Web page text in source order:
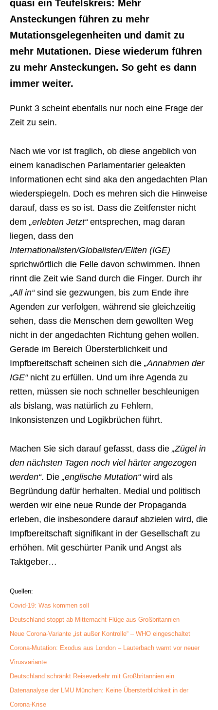
quasi ein Teufelskreis: Mehr
Ansteckungen führen zu mehr
Mutationsgelegenheiten und damit zu
mehr Mutationen. Diese wiederum führen
zu mehr Ansteckungen. So geht es dann
immer weiter.
Punkt 3 scheint ebenfalls nur noch eine Frage der
Zeit zu sein.
Nach wie vor ist fraglich, ob diese angeblich von
einem kanadischen Parlamentarier geleakten
Informationen echt sind aka den angedachten Plan
wiederspiegeln. Doch es mehren sich die Hinweise
darauf, dass es so ist. Dass die Zeitfenster nicht
dem „erlebten Jetzt“entsprechen, mag daran
liegen, dass den
Internationalisten/Globalisten/Eliten (IGE)
sprichwörtlich die Felle davon schwimmen. Ihnen
rinnt die Zeit wie Sand durch die Finger. Durch ihr
„All in“sind sie gezwungen, bis zum Ende ihre
Agenden zur verfolgen, während sie gleichzeitig
sehen, dass die Menschen dem gewollten Weg
nicht in der angedachten Richtung gehen wollen.
Gerade im Bereich Übersterblichkeit und
Impfbereitschaft scheinen sich die „Annahmen der
IGE“nicht zu erfüllen. Und um ihre Agenda zu
retten, müssen sie noch schneller beschleunigen
als bislang, was natürlich zu Fehlern,
Inkonsistenzen und Logikbrüchen führt.
Machen Sie sich darauf gefasst, dass die „Zügel in
den nächsten Tagen noch viel härter angezogen
werden“. Die „englische Mutation“wird als
Begründung dafür herhalten. Medial und politisch
werden wir eine neue Runde der Propaganda
erleben, die insbesondere darauf abzielen wird, die
Impfbereitschaft signifikant in der Gesellschaft zu
erhöhen. Mit geschürter Panik und Angst als
Taktgeber…
Quellen:
Covid-19: Was kommen soll
Deutschland stoppt ab Mitternacht Flüge aus Großbritannien
Neue Corona-Variante „ist außer Kontrolle“ – WHO eingeschaltet
Corona-Mutation: Exodus aus London – Lauterbach warnt vor neuer
Virusvariante
Deutschland schränkt Reiseverkehr mit Großbritannien ein
Datenanalyse der LMU München: Keine Übersterblichkeit in der
Corona-Krise